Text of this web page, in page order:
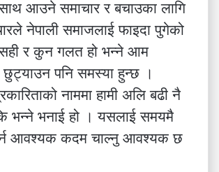
आउने समाचार र बचाउका लागि
नेपाली समाजलाई फाइदा पुगेको
र कुन गलत हो भन्ने आम
छुट्याउन पनि समस्या हुन्छ ।
नाममा हामी अलि बढी नै
भन्ने भनाई हो । यसलाई समयमै
आवश्यक कदम चाल्नु आवश्यक छ